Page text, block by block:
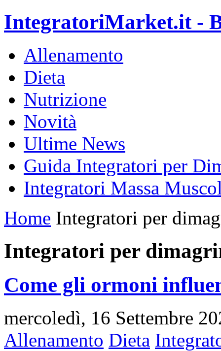
IntegratoriMarket.it -
Allenamento
Dieta
Nutrizione
Novità
Ultime News
Guida Integratori per
Integratori Massa
Home Integratori per
Integratori per
Come gli ormoni
mercoledì, 16 Settembre
Allenamento Dieta